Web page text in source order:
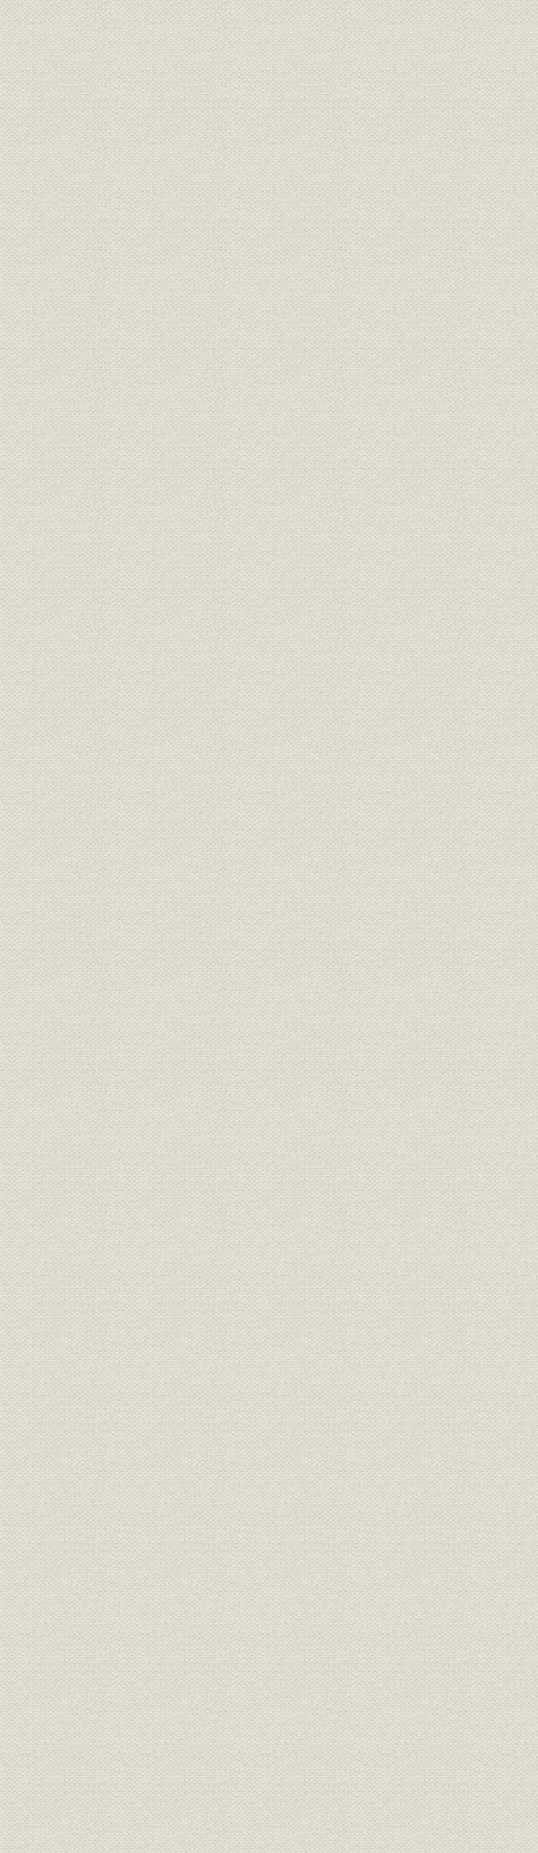
2. 航路の再編成
3. 業績の推移
第3節 三井物産船舶部の飛躍
1. 経営方針と経営組織
2. 経営活動の拡大
3. 業績の推移
第6章 戦時統制下の海運
第1節 日本商船隊の崩壊
第2節 船舶運営会の活動
第3節 戦時下の大阪商船
1. 戦時下の経営方針と組織
2. 戦時下の経営活動
3. 業績の推移
第4節 三井船舶株式会社の独立
1. 三井船舶株式会社の設立と経過
2. 戦時下の経営活動
3. 業績の推移
第7章 占領下の海運業
第1節 占領政策と海運管理
第2節 占領政策と大阪商船・三井船舶
第3節 海運管理下の大阪商船・三井船舶
第8章 海運業の復興
第1節 激動の海運復興
第2節 大阪商船の国際海運界復帰
1. 経営方針と組織機構
2. 国際海運界への復帰
3. 業績の好転とその限界
第3節 三井船舶の積極政策
1. 経営方針と組織機構
2. 積極策の推進
3. 業績の不安定性と資金調達
第9章 長期海運不況と海運集約
第1節 高度経済成長下の海運不況
第2節 海運不況下の大阪商船
1. 経営合理化の戦略と機構改革
2. 定期航路拡充の限界と不定期部門の強化
3. 業績の低迷と整備計画の展開